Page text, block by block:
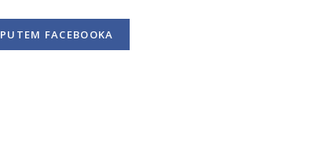
PUTEM FACEBOOKA